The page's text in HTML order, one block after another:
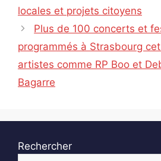
locales et projets citoyens
Plus de 100 concerts et
programmés à Strasbourg
artistes comme RP Boo et
Bagarre
Rechercher